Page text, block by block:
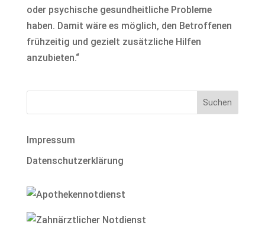
oder psychische gesundheitliche Probleme
haben. Damit wäre es möglich, den Betroffenen
frühzeitig und gezielt zusätzliche Hilfen
anzubieten.“
Impressum
Datenschutzerklärung